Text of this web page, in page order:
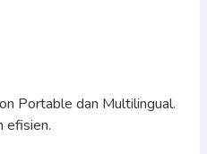
Portable dan Multilingual.
efisien.